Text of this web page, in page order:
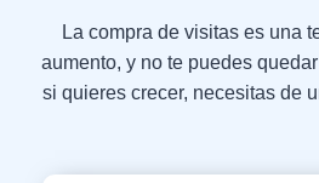
La compra de visitas es una
aumento, y no te puedes
si quieres crecer, necesitas de